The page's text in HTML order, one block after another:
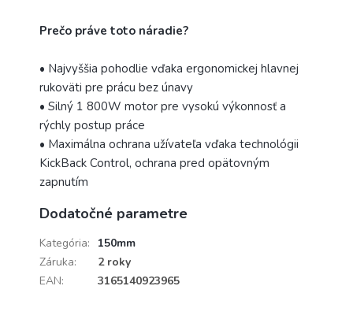
Prečo práve toto náradie?
• Najvyššia pohodlie vďaka ergonomickej hlavnej
rukoväti pre prácu bez únavy
• Silný 1 800W motor pre vysokú výkonnosť a
rýchly postup práce
• Maximálna ochrana užívateľa vďaka technológii
KickBack Control, ochrana pred opätovným
zapnutím
Dodatočné parametre
Kategória:
150mm
Záruka:
2 roky
EAN: 3165140923965